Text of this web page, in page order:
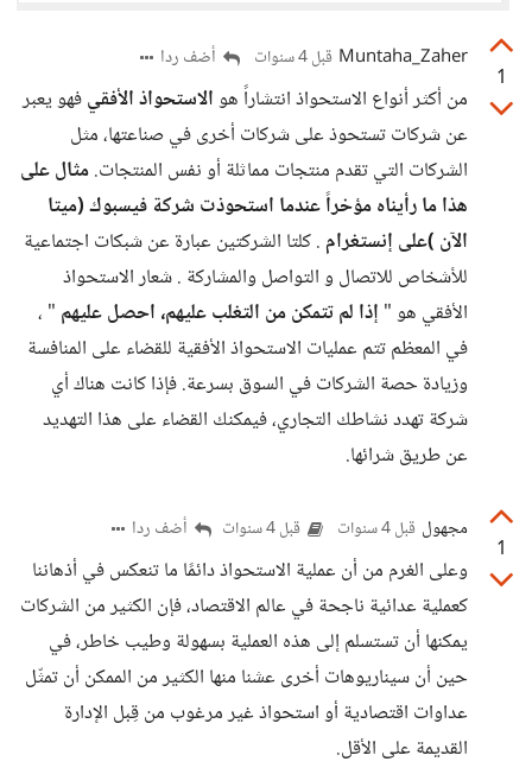
1
Muntaha_Zaher قبل 4 سنوات أضف ردا
من أكثر أنواع الاستحواذ انتشاراً هوالاستحواذ الأفقيفهو يعبر
عن شركات تستحوذ على شركات أخرى في صناعتها، مثل
الشركات التي تقدم منتجات مماثلة أو نفس المنتجات.مثال على
هذا ما رأيناه مؤخراً عندما استحوذت شركة فيسبوك (ميتا
الآن )على إنستغرام. كلتا الشركتين عبارة عن شبكات اجتماعية
للأشخاص للاتصال و التواصل والمشاركة . شعار الاستحواذ
الأفقي هو " إذا لم تتمكن من التغلب عليهم، احصل عليهم " ،
في المعظم تتم عمليات الاستحواذ الأفقية للقضاء على المنافسة
وزيادة حصة الشركات في السوق بسرعة. فإذا كانت هناك أي
شركة تهدد نشاطك التجاري، فيمكنك القضاء على هذا التهديد
عن طريق شرائها.
1
مجهول قبل 4 سنوات قبل 4 سنوات أضف ردا
وعلى الغرم من أن عملية الاستحواذ دائمًا ما تنعكس في أذهاننا
كعملية عدائية ناجحة في عالم الاقتصاد، فإن الكثير من الشركات
يمكنها أن تستسلم إلى هذه العملية بسهولة وطيب خاطر، في
حين أن سيناريوهات أخرى عشنا منها الكثير من الممكن أن تمثّل
عداوات اقتصادية أو استحواذ غير مرغوب من قِبل الإدارة
القديمة على الأقل.